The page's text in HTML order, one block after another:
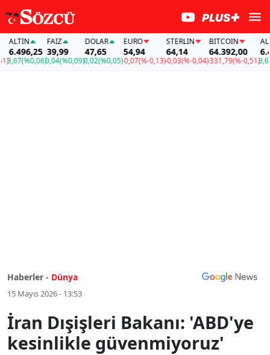
(%0,06)
FAİZ
39,99
0,04(%0,09)
DOLAR
47,65
0,02(%0,05)
EURO
54,94
-0,07(%-0,13)
STERLIN
64,14
-0,03(%-0,04)
BITCOIN
64.392,00
-331,79(%-0,51)
ALTIN
3,67
Haberler - Dünya
15 Mayıs 2026 - 13:53
İran Dışişleri Bakanı: 'ABD'ye
kesinlikle güvenmiyoruz'